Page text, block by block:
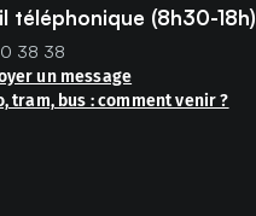
téléphonique (8h30-18h)
38 38
un message
tram, bus : comment venir ?